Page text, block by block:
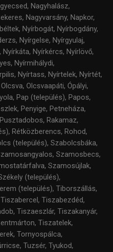
Nagyhalász,
Nagyvarsány, Napkor,
Nyírbogát, Nyírbogdány,
Nyírgelse, Nyírgyulaj,
Nyírkércs, Nyírlövő,
Nyírmihálydi,
Nyírtass, Nyírtelek, Nyírtét,
Olcsvaapáti, Ópályi,
Pap (település), Papos,
Penyige, Petneháza,
Rakamaz,
Rétközberencs, Rohod,
(település), Szabolcsbáka,
Szamosbecs,
Szamosújlak,
(település),
(település), Tiborszállás,
Tiszabezdéd,
Tiszaeszlár, Tiszakanyár,
Tiszatelek,
Tornyospálca,
Tuzsér, Tyukod,